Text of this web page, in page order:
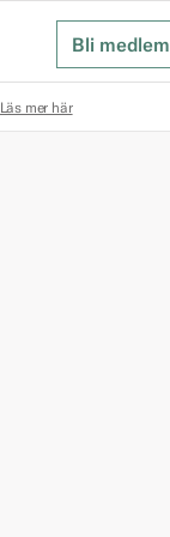
Bli medlem
Läs mer här